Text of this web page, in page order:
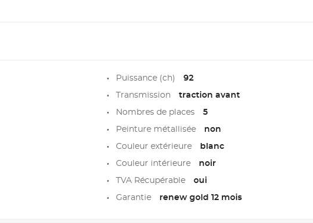
Puissance (ch) 92
Transmission traction avant
Nombres de places 5
Peinture métallisée non
Couleur extérieure blanc
Couleur intérieure noir
TVA Récupérable oui
Garantie renew gold 12 mois